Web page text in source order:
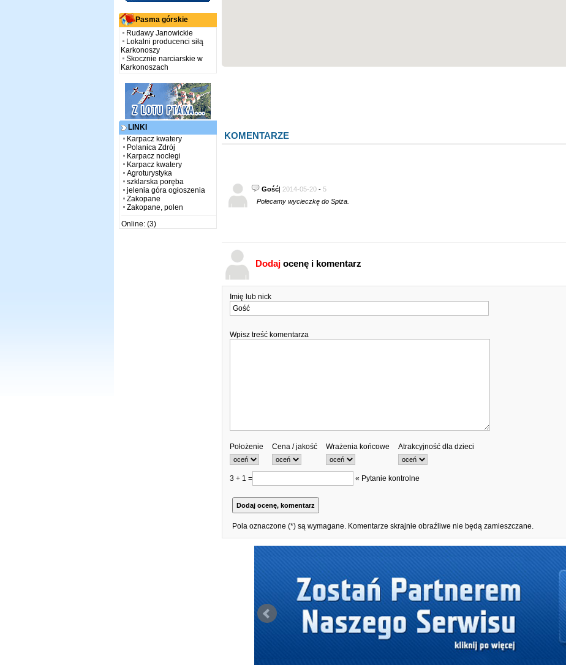
Pasma górskie
Rudawy Janowickie
Lokalni producenci siłą
Karkonoszy
Skocznie narciarskie w
Karkonoszach
LINKI
Karpacz kwatery
Polanica Zdrój
Karpacz noclegi
Karpacz kwatery
Agroturystyka
szklarska poręba
jelenia góra ogłoszenia
Zakopane
Zakopane, polen
Online: (3)
KOMENTARZE
Gość| 2014-05-20- 5
Polecamy wycieczkę do Spiża.
Dodajocenę i komentarz
Imię lub nick
Wpisz treść komentarza
Położenie Cena / jakość Wrażenia końcowe Atrakcyjność dla dzieci
3 + 1 = « Pytanie kontrolne
Pola oznaczone (*) są wymagane. Komentarze skrajnie obraźliwe nie będą zamieszczane.